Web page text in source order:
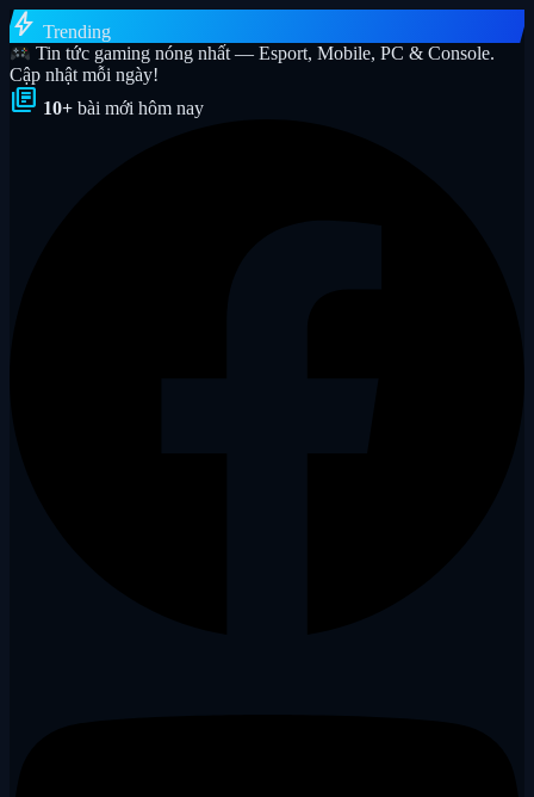
bolt Trending
Tin tức gaming nóng nhất — Esport, Mobile, PC & Console.
Cập nhật mỗi ngày!
library_books 10+ bài mới hôm nay